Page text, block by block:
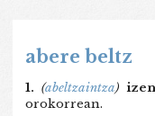
abere beltz
1. (abeltzaintza) izen
orokorrean.